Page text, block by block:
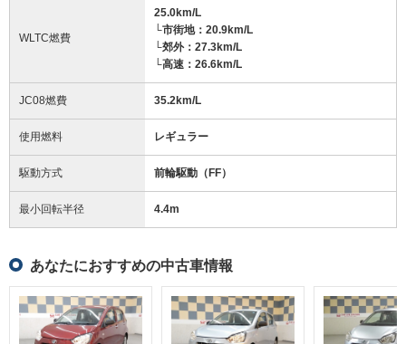
WLTC燃費
25.0km/L
└市街地：20.9km/L
└郊外：27.3km/L
└高速：26.6km/L
JC08燃費 35.2km/L
使用燃料 レギュラー
駆動方式 前輪駆動（FF）
最小回転半径 4.4m
あなたにおすすめの中古車情報